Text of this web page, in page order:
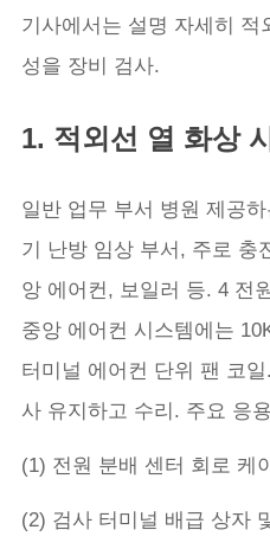
기사에서는 설명 자세히 적
성을 장비 검사.
1. 적외선 열 화상
일반 업무 부서 병원 제공
기 난방 임상 부서, 주로 충
앙 에어컨, 보일러 등. 4 전
중앙 에어컨 시스템에는
터미널 에어컨 단위 팬 코
사 유지하고 수리. 주요 응
(1) 전원 분배 센터 회로 케
(2) 검사 터미널 배급 상자